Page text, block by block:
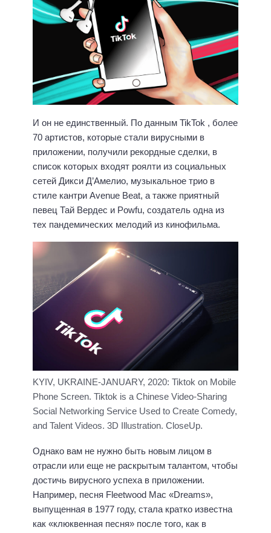
И он не единственный. По данным TikTok , более
70 артистов, которые стали вирусными в
приложении, получили рекордные сделки, в
список которых входят роялти из социальных
сетей Дикси Д’Амелио, музыкальное трио в
стиле кантри Avenue Beat, а также приятный
певец Тай Вердес и Powfu, создатель одна из
тех пандемических мелодий из кинофильма.
KYIV, UKRAINE-JANUARY, 2020: Tiktok on Mobile
Phone Screen. Tiktok is a Chinese Video-Sharing
Social Networking Service Used to Create Comedy,
and Talent Videos. 3D Illustration. CloseUp.
Однако вам не нужно быть новым лицом в
отрасли или еще не раскрытым талантом, чтобы
достичь вирусного успеха в приложении.
Например, песня Fleetwood Mac «Dreams»,
выпущенная в 1977 году, стала кратко известна
как «клюквенная песня» после того, как в